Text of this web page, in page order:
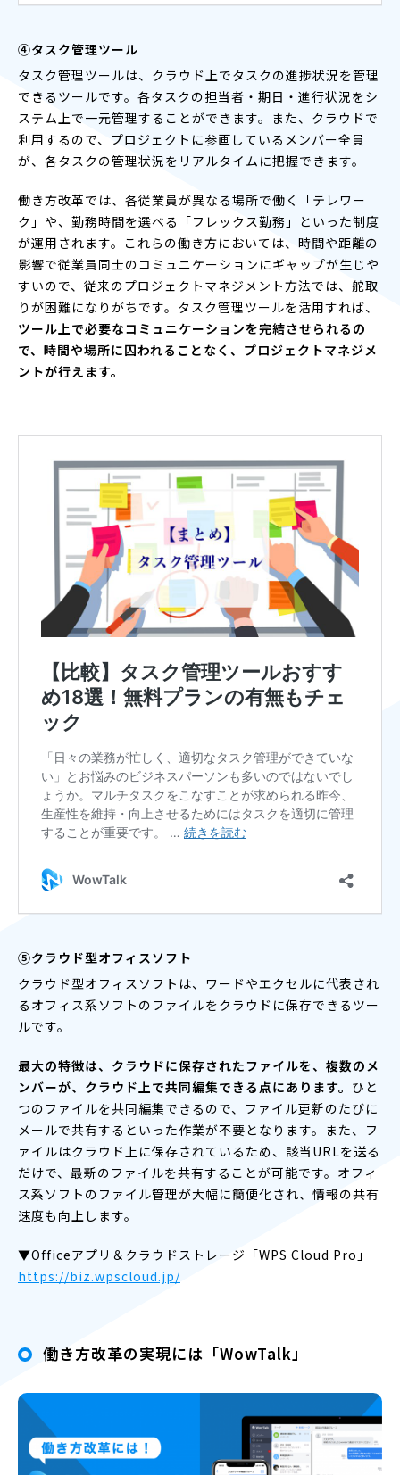
④タスク管理ツール
タスク管理ツールは、クラウド上でタスクの進捗状況を管理
できるツールです。各タスクの担当者・期日・進行状況をシ
ステム上で一元管理することができます。また、クラウドで
利用するので、プロジェクトに参画しているメンバー全員
が、各タスクの管理状況をリアルタイムに把握できます。
働き方改革では、各従業員が異なる場所で働く「テレワー
ク」や、勤務時間を選べる「フレックス勤務」といった制度
が運用されます。これらの働き方においては、時間や距離の
影響で従業員同士のコミュニケーションにギャップが生じや
すいので、従来のプロジェクトマネジメント方法では、舵取
りが困難になりがちです。タスク管理ツールを活用すれば、
ツール上で必要なコミュニケーションを完結させられるの
で、時間や場所に囚われることなく、プロジェクトマネジメ
ントが行えます。
⑤クラウド型オフィスソフト
クラウド型オフィスソフトは、ワードやエクセルに代表され
るオフィス系ソフトのファイルをクラウドに保存できるツー
ルです。
最大の特徴は、クラウドに保存されたファイルを、複数のメ
ンバーが、クラウド上で共同編集できる点にあります。 ひと
つのファイルを共同編集できるので、ファイル更新のたびに
メールで共有するといった作業が不要となります。また、フ
ァイルはクラウド上に保存されているため、該当URLを送る
だけで、最新のファイルを共有することが可能です。オフィ
ス系ソフトのファイル管理が大幅に簡便化され、情報の共有
速度も向上します。
▼Officeアプリ＆クラウドストレージ「WPS Cloud Pro」
https://biz.wpscloud.jp/
働き方改革の実現には「WowTalk」